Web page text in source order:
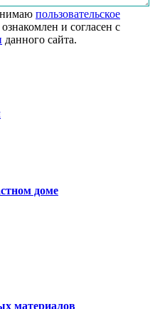
пользовательское
и согласен с
данного сайта.
доме
материалов